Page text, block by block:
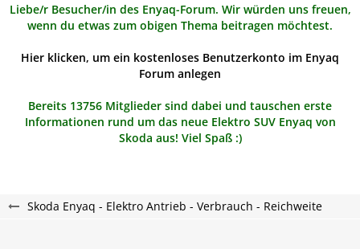
Liebe/r Besucher/in des Enyaq-Forum. Wir würden uns freuen,
wenn du etwas zum obigen Thema beitragen möchtest.
Hier klicken, um ein kostenloses Benutzerkonto im Enyaq
Forum anlegen
Bereits 13756 Mitglieder sind dabei und tauschen erste
Informationen rund um das neue Elektro SUV Enyaq von
Skoda aus! Viel Spaß :)
Skoda Enyaq - Elektro Antrieb - Verbrauch - Reichweite